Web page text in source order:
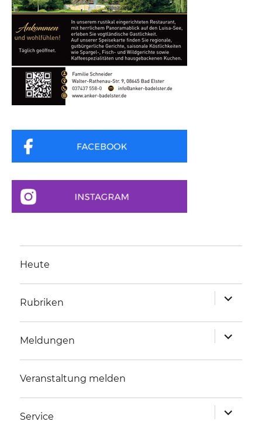
Heute
Rubriken
anzeigen
Meldungen
anzeigen
Veranstaltung melden
Service
anzeigen